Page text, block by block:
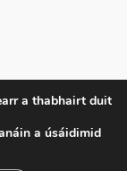
a thabhairt duit
a úsáidimid